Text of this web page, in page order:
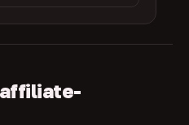
affiliate-